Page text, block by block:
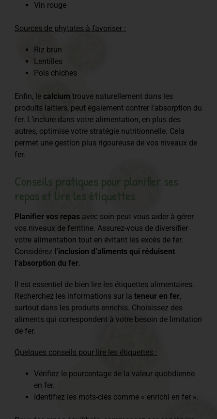
Vin rouge
Sources de phytates à favoriser :
Riz brun
Lentilles
Pois chiches
Enfin, le calcium trouve naturellement dans les
produits laitiers, peut également contrer l’absorption du
fer. L’inclure dans votre alimentation, en plus des
autres, optimise votre stratégie nutritionnelle. Cela
permet une gestion plus rigoureuse de vos niveaux de
fer.
Conseils pratiques pour planifier ses
repas et lire les étiquettes
Planifier vos repas avec soin peut vous aider à gérer
vos niveaux de ferritine. Assurez-vous de diversifier
votre alimentation tout en évitant les excès de fer.
Considérez l’inclusion d’aliments qui réduisent
l’absorption du fer.
Il est essentiel de bien lire les étiquettes alimentaires.
Recherchez les informations sur la teneur en fer,
surtout dans les produits enrichis. Choisissez des
aliments qui correspondent à votre besoin de limitation
de fer.
Quelques conseils pour lire les étiquettes :
Vérifiez le pourcentage de la valeur quotidienne
en fer.
Identifiez les mots-clés comme « enrichi en fer ».